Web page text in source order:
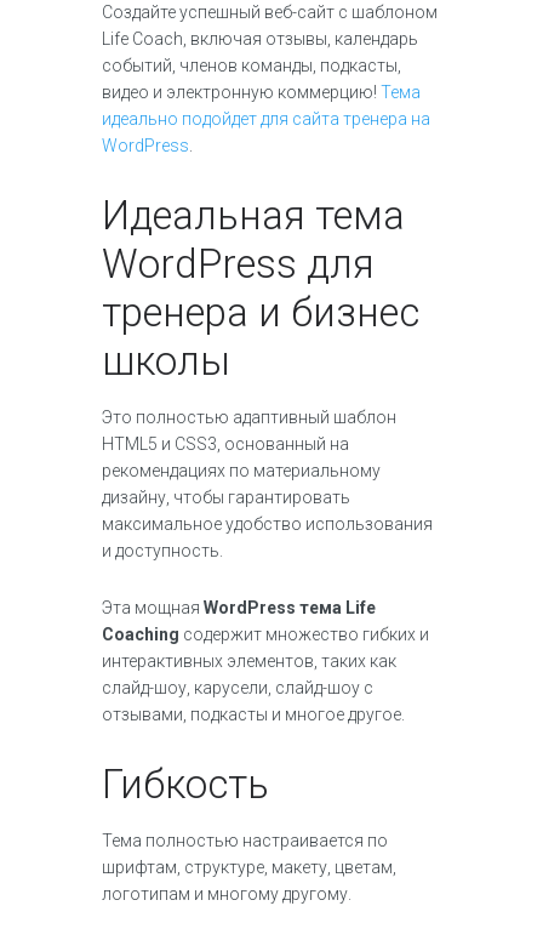
Создайте успешный веб-сайт c шаблоном
Life Coach, включая отзывы, календарь
событий, членов команды, подкасты,
видео и электронную коммерцию! Тема
идеально подойдет для сайта тренера на
WordPress
Идеальная тема
WordPress для
тренера и бизнес
школы
Это полностью адаптивный шаблон
HTML5 и CSS3, основанный на
рекомендациях по материальному
дизайну, чтобы гарантировать
максимальное удобство использования
и доступность.
Эта мощная WordPress тема Life
Coaching содержит множество гибких и
интерактивных элементов, таких как
слайд-шоу, карусели, слайд-шоу с
отзывами, подкасты и многое другое.
Гибкость
Тема полностью настраивается по
шрифтам, структуре, макету, цветам,
логотипам и многому другому.